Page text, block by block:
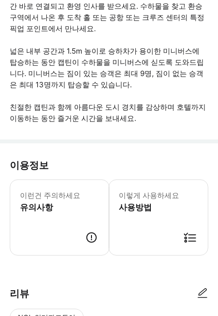
간 바로 연결되고 환영 인사를 받으세요. 수하물을 찾고 환승
구역에서 나온 후 도착 홀 또는 공항 또는 크루즈 센터의 특정
픽업 포인트에서 만나세요.
넓은 내부 공간과 1.5m 높이로 승하차가 용이한 미니버스에
탑승하는 동안 캡틴이 수하물을 미니버스에 싣도록 도와드립
니다. 미니버스는 짐이 있는 승객은 최대 9명, 짐이 없는 승객
은 최대 13명까지 탑승할 수 있습니다.
친절한 캡틴과 함께 아름다운 도시 경치를 감상하며 호텔까지
이동하는 동안 즐거운 시간을 보내세요.
이용정보
이런건 주의하세요
유의사항
다음 세부 정보를 제공해 주시기 바
이렇게 사용하세요
사용방법
리뷰